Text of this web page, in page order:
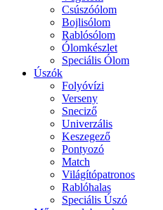
Csúszóólom
Bojlisólom
Rablósólom
Ólomkészlet
Speciális Ólom
Úszók
Folyóvízi
Verseny
Sneciző
Univerzális
Keszegező
Pontyozó
Match
Világítópatronos
Rablóhalas
Speciális Úszó